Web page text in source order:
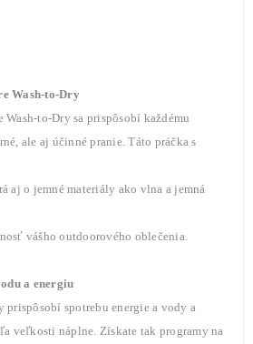
Wash-to-Dry
Wash-to-Dry sa prispôsobí každému
ale aj účinné pranie. Táto práčka s
aj o jemné materiály ako vlna a jemná
vášho outdoorového oblečenia.
a energiu
prispôsobí spotrebu energie a vody a
veľkosti náplne. Získate tak programy na